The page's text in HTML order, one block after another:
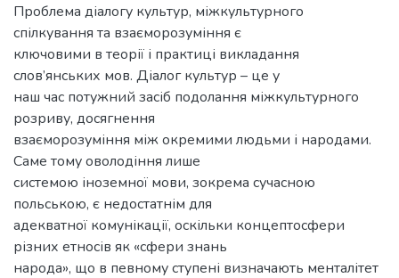
Проблема діалогу культур, міжкультурного
спілкування та взаєморозуміння є
ключовими в теорії і практиці викладання
слов’янських мов. Діалог культур – це у
наш час потужний засіб подолання міжкультурного
розриву, досягнення
взаєморозуміння між окремими людьми і народами.
Саме тому оволодіння лише
системою іноземної мови, зокрема сучасною
польською, є недостатнім для
адекватної комунікації, оскільки концептосфери
різних етносів як «сфери знань
народа», що в певному ступені визначають менталітет